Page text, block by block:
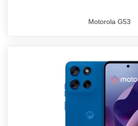
Motorola G53